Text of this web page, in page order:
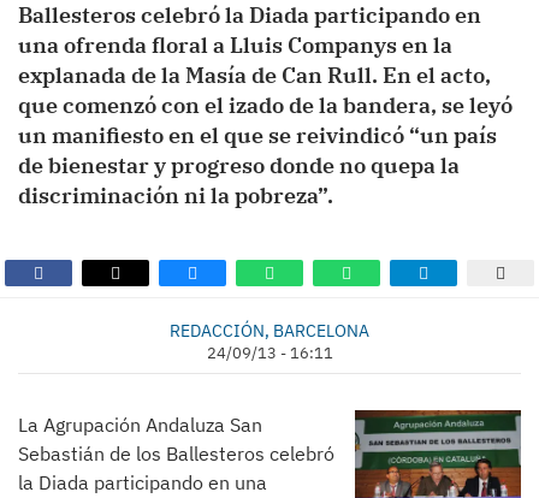
Ballesteros celebró la Diada participando en
una ofrenda floral a Lluis Companys en la
explanada de la Masía de Can Rull. En el acto,
que comenzó con el izado de la bandera, se leyó
un manifiesto en el que se reivindicó “un país
de bienestar y progreso donde no quepa la
discriminación ni la pobreza”.
REDACCIÓN, BARCELONA
24/09/13 - 16:11
La Agrupación Andaluza San
Sebastián de los Ballesteros celebró
la Diada participando en una